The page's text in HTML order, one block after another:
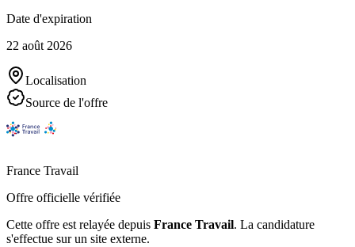
Date d'expiration
22 août 2026
Localisation
Source de l'offre
France Travail
Offre officielle vérifiée
Cette offre est relayée depuis France Travail. La candidature
s'effectue sur un site externe.